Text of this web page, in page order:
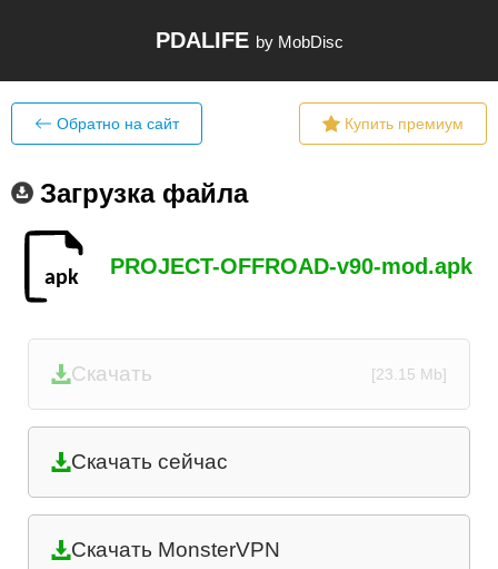
PDALIFE by MobDisc
Обратно на сайт Купить премиум
Загрузка файла
PROJECT-OFFROAD-v90-mod.apk
Скачать [23.15 Mb]
Скачать сейчас
Скачать MonsterVPN